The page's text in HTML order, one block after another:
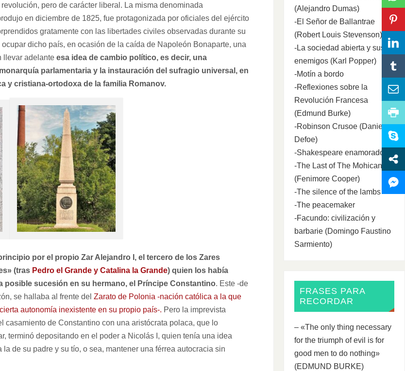
pero de carácter liberal. La misma denominada
en diciembre de 1825, fue protagonizada por oficiales del ejército
gratamente con las libertades civiles observadas durante su
dicho país, en ocasión de la caída de Napoleón Bonaparte, una
llevar adelante esa idea de cambio político, es decir, una
parlamentaria y la instauración del sufragio universal, en
y cristiana-ortodoxa de la familia Romanov.
por el propio Zar Alejandro I, el tercero de los Zares
(tras Pedro el Grande y Catalina la Grande) quien los había
posible sucesión en su hermano, el Príncipe Constantino. Este -de
se hallaba al frente del Zarato de Polonia -nación católica a la que
autonomía inexistente en su propio país-. Pero la imprevista
casamiento de Constantino con una aristócrata polaca, que lo
terminó depositando en el poder a Nicolás I, quien tenía una idea
de su padre y su tío, o sea, mantener una férrea autocracia sin
(Alejandro Dumas)
-El Señor de Ballantrae
(Robert Louis Stevenson)
-La sociedad abierta y sus
enemigos (Karl Popper)
-Motín a bordo
-Reflexiones sobre la
Revolución Francesa
(Edmund Burke)
-Robinson Crusoe (Daniel
Defoe)
-Shakespeare enamorado
-The Last of The Mohicans
(Fenimore Cooper)
-The silence of the lambs
-The peacemaker
-Facundo: civilización y
barbarie (Domingo Faustino
Sarmiento)
FRASES PARA
RECORDAR
– «The only thing necessary
for the triumph of evil is for
good men to do nothing»
(EDMUND BURKE)